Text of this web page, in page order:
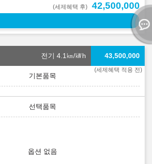
(세제혜택 후) 42,500,000
전기 4.1㎞/㎾h
(세제혜택 적용 전)
43,500,000
옵션 없음